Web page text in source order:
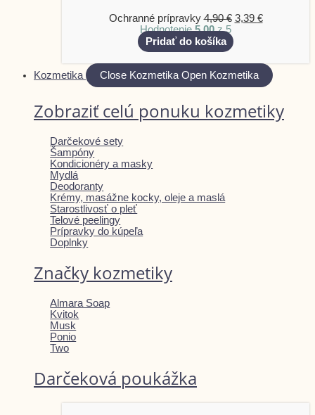
Ochranné prípravky4,90€ 3,39 €
Hodnotenie5.00z 5
Pridať do košíka
Kozmetika Close Kozmetika Open Kozmetika
Zobraziť celú ponuku kozmetiky
Darčekové sety
Šampóny
Kondicionéry a masky
Mydlá
Deodoranty
Krémy, masážne kocky, oleje a maslá
Starostlivosť o pleť
Telové peelingy
Prípravky do kúpeľa
Doplnky
Značky kozmetiky
Almara Soap
Kvitok
Musk
Ponio
Two
Darčeková poukážka